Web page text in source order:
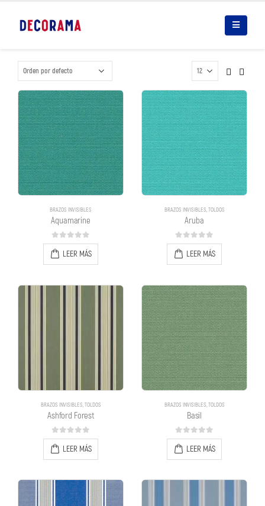
BRAZOS INVISIBLES
Aquamarine
0out of 5
LEER MÁS
BRAZOS INVISIBLES,TOLDOS
Aruba
0out of 5
LEER MÁS
BRAZOS INVISIBLES,TOLDOS
Ashford Forest
0out of 5
LEER MÁS
BRAZOS INVISIBLES,TOLDOS
Basil
0out of 5
LEER MÁS